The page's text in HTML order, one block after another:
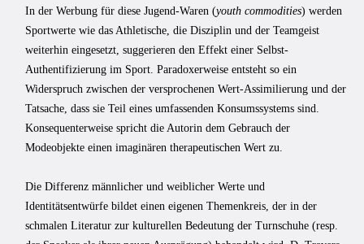
In der Werbung für diese Jugend-Waren (youth commodities) werden
Sportwerte wie das Athletische, die Disziplin und der Teamgeist
weiterhin eingesetzt, suggerieren den Effekt einer Selbst-
Authentifizierung im Sport. Paradoxerweise entsteht so ein
Widerspruch zwischen der versprochenen Wert-Assimilierung und der
Tatsache, dass sie Teil eines umfassenden Konsumssystems sind.
Konsequenterweise spricht die Autorin dem Gebrauch der
Modeobjekte einen imaginären therapeutischen Wert zu.
Die Differenz männlicher und weiblicher Werte und
Identitätsentwürfe bildet einen eigenen Themenkreis, der in der
schmalen Literatur zur kulturellen Bedeutung der Turnschuhe (resp.